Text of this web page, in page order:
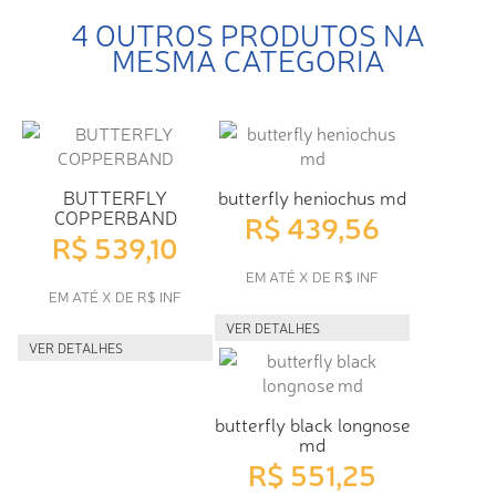
4 OUTROS PRODUTOS NA
MESMA CATEGORIA
BUTTERFLY
COPPERBAND
R$ 539,10
EM ATÉ X DE R$ INF
VER DETALHES
butterfly heniochus md
R$ 439,56
EM ATÉ X DE R$ INF
VER DETALHES
butterfly black longnose
md
R$ 551,25